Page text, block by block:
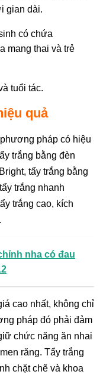
gian dài.
có chứa
mang thai và trẻ
tuổi tác.
quả
pháp có hiệu
trắng bằng đèn
tẩy trắng bằng
trắng nhanh
trắng cao, kích
nha có đau
cao nhất, không chỉ
pháp đó phải đảm
chức năng ăn nhai
răng. Tẩy trắng
chặt chẽ và khoa